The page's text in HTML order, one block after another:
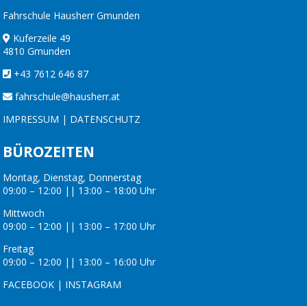
Fahrschule Hausherr Gmunden
Kuferzeile 49
4810 Gmunden
+43 7612 646 87
fahrschule@hausherr.at
IMPRESSUM | DATENSCHUTZ
BÜROZEITEN
Montag, Dienstag, Donnerstag
09:00 – 12:00 || 13:00 – 18:00 Uhr
Mittwoch
09:00 – 12:00 || 13:00 – 17:00 Uhr
Freitag
09:00 – 12:00 || 13:00 – 16:00 Uhr
FACEBOOK | INSTAGRAM